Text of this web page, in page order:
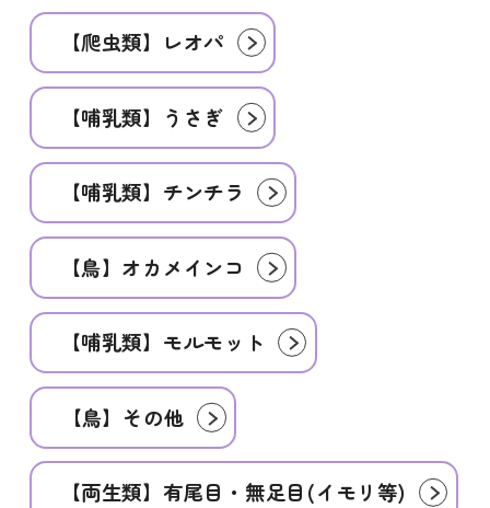
【爬虫類】レオパ
【哺乳類】うさぎ
【哺乳類】チンチラ
【鳥】オカメインコ
【哺乳類】モルモット
【鳥】その他
【両生類】有尾目・無足目(イモリ等)